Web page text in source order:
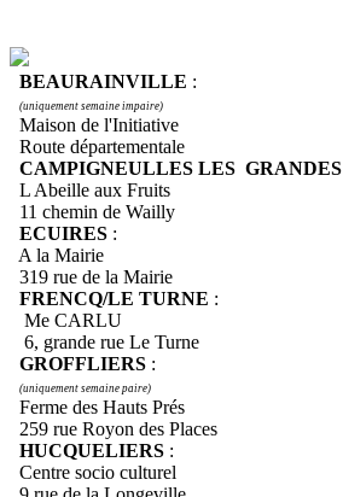
BEAURAINVILLE :
(uniquement semaine impaire)
Maison de l'Initiative
Route départementale
CAMPIGNEULLES LES GRANDES
L Abeille aux Fruits
11 chemin de Wailly
ECUIRES :
A la Mairie
319 rue de la Mairie
FRENCQ/LE TURNE :
Me CARLU
6, grande rue Le Turne
GROFFLIERS :
(uniquement semaine paire)
Ferme des Hauts Prés
259 rue Royon des Places
HUCQUELIERS :
Centre socio culturel